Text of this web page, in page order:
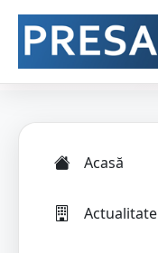
Acasă
Actualitate